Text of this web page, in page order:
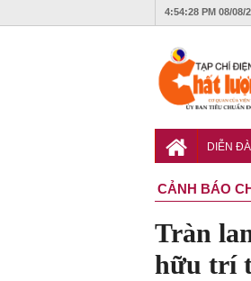
4:54:29 PM 08/08/
DIỄN
CẢNH BÁO
Tràn
hữu trí